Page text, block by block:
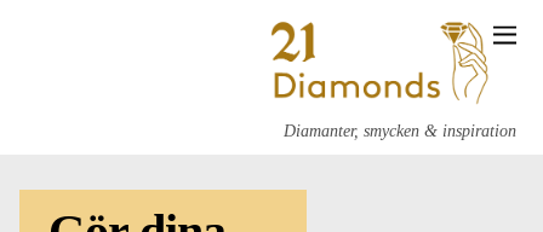
Diamanter, smycken & inspiration